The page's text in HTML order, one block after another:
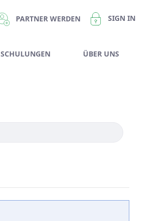
PARTNER WERDEN SIGN IN
SCHULUNGEN ÜBER UNS